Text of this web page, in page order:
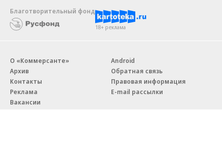
Благотворительный фонд
18+ реклама
О «Коммерсанте»
Архив
Контакты
Реклама
Вакансии
Android
Обратная связь
Правовая информация
E-mail рассылки